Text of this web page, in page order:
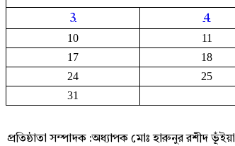
3
4
10
11
17
18
24
25
31
প্রতিষ্ঠাতা সম্পাদক :অধ্যাপক মোঃ হারুনুর রশীদ